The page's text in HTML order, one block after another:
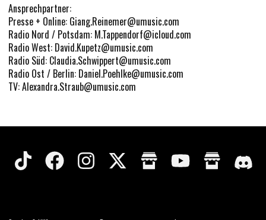
Ansprechpartner:
Presse + Online: Giang.Reinemer@umusic.com
Radio Nord / Potsdam: M.Tappendorf@icloud.com
Radio West: David.Kupetz@umusic.com
Radio Süd: Claudia.Schwippert@umusic.com
Radio Ost / Berlin: Daniel.Poehlke@umusic.com
TV: Alexandra.Straub@umusic.com